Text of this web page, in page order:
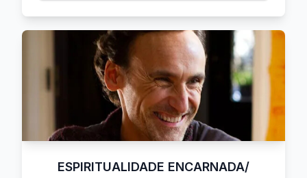
ESPIRITUALIDADE ENCARNADA/